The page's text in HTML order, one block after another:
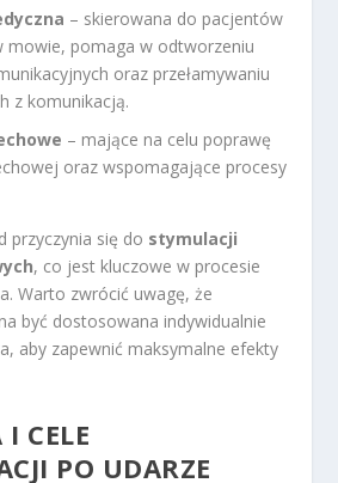
– skierowana do pacjentów
mowie, pomaga w odtworzeniu
oraz przełamywaniu
z komunikacją.
– mające na celu poprawę
oraz wspomagające procesy
przyczynia się do stymulacji
, co jest kluczowe w procesie
Warto zwrócić uwagę, że
być dostosowana indywidualnie
aby zapewnić maksymalne efekty
CELE
PO UDARZE